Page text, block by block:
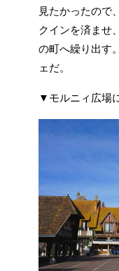
見たかったので
クインを済ませ
の町へ繰り出す
ェだ。
▼モルニィ広場